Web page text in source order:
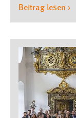
Beitrag lesen ›